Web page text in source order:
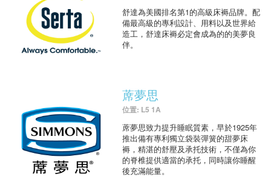
舒達為美國排名第1的高級床褥品牌。配
備最高級的專利設計、用料以及世界給
造工，舒達床褥必定會成為的的美夢良
伴。
蓆夢思
位置: L5 1A
蓆夢思致力提升睡眠質素，早於1925年
推出備有專利獨立袋裝彈簧的甜夢床
褥，精湛的舒壓及承托技術，不僅為你
的脊椎提供適當的承托，同時讓你睡醒
後充滿能量。